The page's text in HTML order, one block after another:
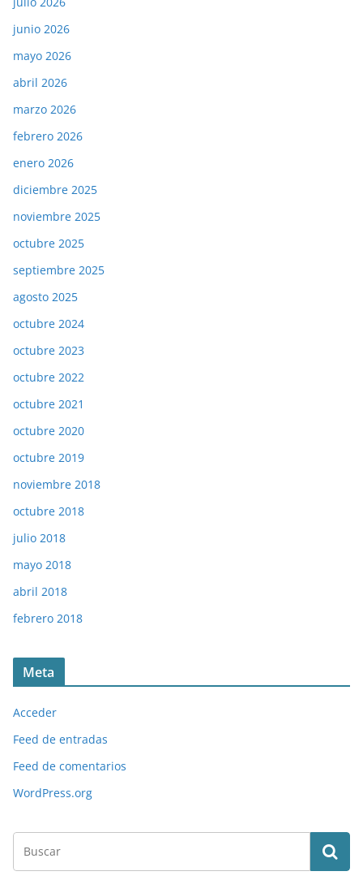
junio 2026
mayo 2026
abril 2026
marzo 2026
febrero 2026
enero 2026
diciembre 2025
noviembre 2025
octubre 2025
septiembre 2025
agosto 2025
octubre 2024
octubre 2023
octubre 2022
octubre 2021
octubre 2020
octubre 2019
noviembre 2018
octubre 2018
julio 2018
mayo 2018
abril 2018
febrero 2018
Meta
Acceder
Feed de entradas
Feed de comentarios
WordPress.org